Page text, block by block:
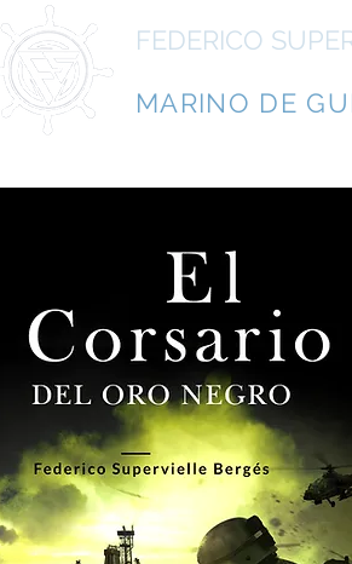
FEDERICO
MARINO DE